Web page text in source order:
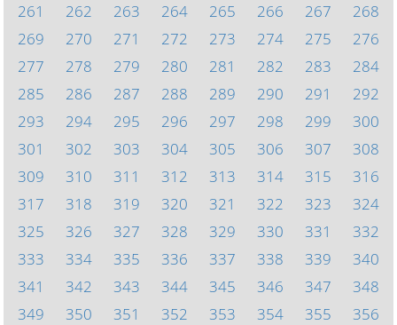
261
262 263 264 265 266 267
268
269
270 271 272 273 274 275
276
277
278 279 280 281 282 283
284
285
286 287 288 289 290 291
292
293
294 295 296 297 298 299
300
301
302 303 304 305 306 307
308
309
310 311 312 313 314 315
316
317
318 319 320 321 322 323
324
325
326 327 328 329 330 331
332
333
334 335 336 337 338 339
340
341
342 343 344 345 346 347
348
349
350 351 352 353 354 355 356